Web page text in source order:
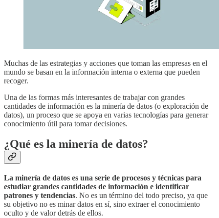
Muchas de las estrategias y acciones que toman las empresas en el
mundo se basan en la información interna o externa que pueden
recoger.
Una de las formas más interesantes de trabajar con grandes
cantidades de información es la minería de datos (o exploración de
datos), un proceso que se apoya en varias tecnologías para generar
conocimiento útil para tomar decisiones.
¿Qué es la minería de datos?
La minería de datos es una serie de procesos y técnicas para
estudiar grandes cantidades de información e identificar
patrones y tendencias. No es un término del todo preciso, ya que
su objetivo no es minar datos en sí, sino extraer el conocimiento
oculto y de valor detrás de ellos.